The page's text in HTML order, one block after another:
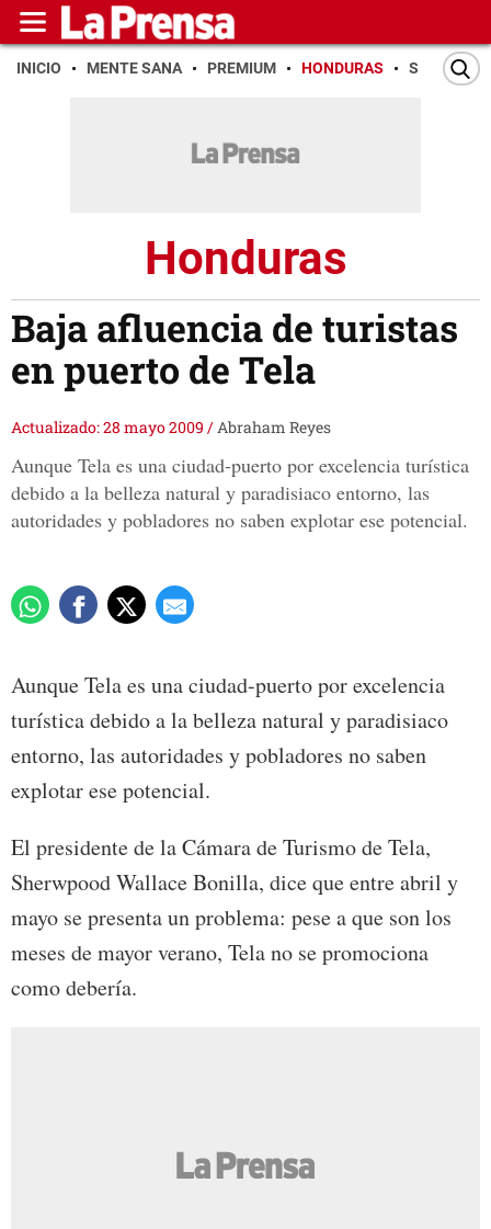
INICIO MENTE SANA PREMIUM HONDURAS SAN PEDRO
Honduras
Baja afluencia de turistas
en puerto de Tela
Actualizado: 28 mayo 2009 /Abraham Reyes
Aunque Tela es una ciudad-puerto por excelencia turística
debido a la belleza natural y paradisiaco entorno, las
autoridades y pobladores no saben explotar ese potencial.
Aunque Tela es una ciudad-puerto por excelencia
turística debido a la belleza natural y paradisiaco
entorno, las autoridades y pobladores no saben
explotar ese potencial.
El presidente de la Cámara de Turismo de Tela,
Sherwpood Wallace Bonilla, dice que entre abril y
mayo se presenta un problema: pese a que son los
meses de mayor verano, Tela no se promociona
como debería.